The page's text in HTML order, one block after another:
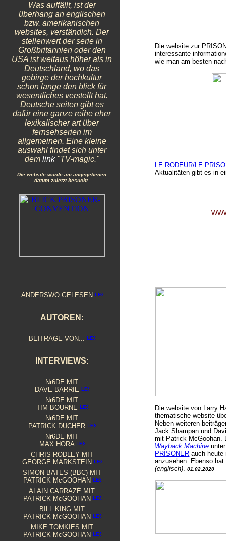
Was auffällt, ist der
überhang an englischen
bzw. amerikanischen
websites, verständlch. Der
stellenwert der serie in
Großbritannien oder den
USA ist weitaus höher als in
Deutschland, wo das
gebirge der hochkultur
schon lange den blick für
wesentliches verstellt hat.
Deutsche seiten gibt es
dafür eine ganze reihe eher
lexikalischer art über
fernsehserien im
allgemeinen. Eine kleine
auswahl findet sich unter
dem link"TV-magic."
Die website wurde am angegebenen
datum zuletzt besucht.
ANDERSWO GELESEN
AUTOREN:
BEITRÄGE VON...
INTERVIEWS:
Nr6DE MIT
DAVE BARRIE
Nr6DE MIT
TIM BOURNE
Nr6DE MIT
PATRICK DUCHER
Nr6DE MIT
MAX HORA
CHRIS RODLEY MIT
GEORGE MARKSTEIN
S IMON BATES (BBC) MIT
PATRICK McGOOHAN
ALAIN CARRAZÉ MIT
PATRICK McGOOHAN
BILL KING MIT
PATRICK McGOOHAN
MIKE TOMKIES MIT
PATRICK McGOOHAN
Die website zur
interessante
wie man am besten
LE RODEUR/LE
Aktualitäten gibt es in
Die website von Larry
thematische website
Neben weiteren
Jack Shampan und
mit Patrick McGoohan.
Wayback Machine
PRISONER auch heute
anzusehen. Ebenso
(englisch).01.02.2020